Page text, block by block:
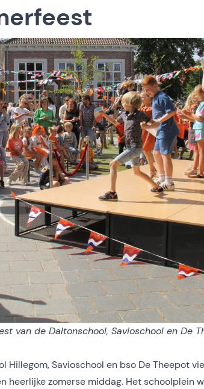
van de Daltonschool, Savioschool en De
Hillegom, Savioschool en bso De Theepot
heerlijke zomerse middag. Het schoolplein